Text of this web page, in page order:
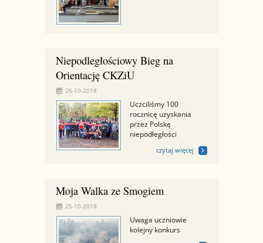
Niepodległościowy Bieg na
Orientację CKZiU
26-10-2018
Uczciliśmy 100
rocznicę uzyskania
przez Polskę
niepodłegłości
czytaj więcej
Moja Walka ze Smogiem
25-10-2018
Uwaga uczniowie
kolejny konkurs